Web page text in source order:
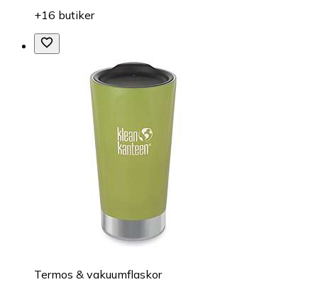
+16 butiker
Termos & vakuumflaskor